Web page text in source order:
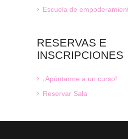
Escuela de
RESERVAS E
INSCRIPCIONES
¡Apúntarme a un curso!
Reservar Sala